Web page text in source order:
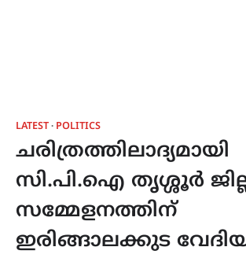
LATEST POLITICS
ചരിത്രത്തിലാദ്യമായി
സി.പി.ഐ തൃശ്ശൂർ
സമ്മേളനത്തിന്
ഇരിങ്ങാലക്കുട